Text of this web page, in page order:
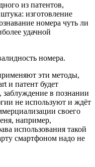
из патентов,
изготовление
номера чуть ли
удачной
номера.
эти методы,
и патент будет
в познании
не используют и ждёт
своего
например,
использования такой
смартфоном надо не